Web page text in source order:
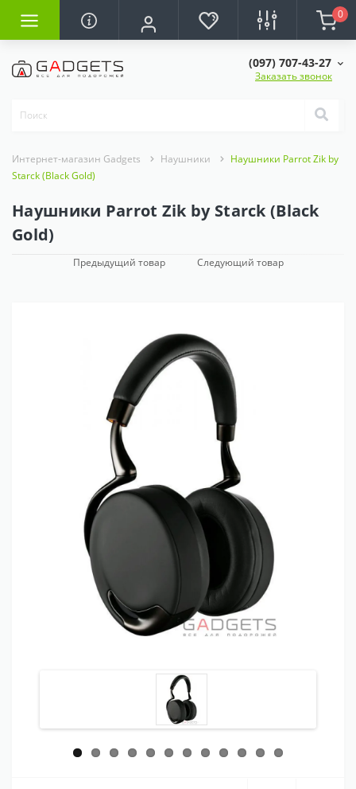
0
(097) 707-43-27
Заказать звонок
Интернет-магазин Gadgets Наушники
Наушники Parrot Zik by
Starck (Black Gold)
Наушники Parrot Zik by Starck (Black
Gold)
Предыдущий товар Следующий товар